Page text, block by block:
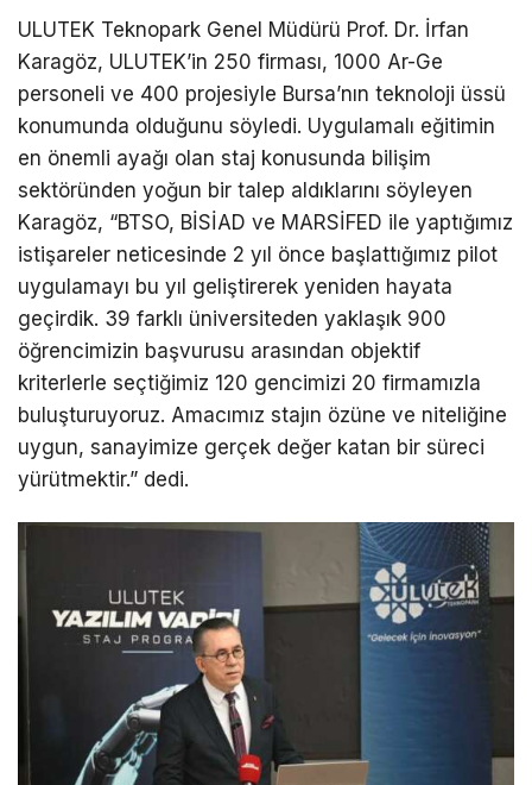
ULUTEK Teknopark Genel Müdürü Prof. Dr. İrfan
Karagöz, ULUTEK’in 250 firması, 1000 Ar-Ge
personeli ve 400 projesiyle Bursa’nın teknoloji üssü
konumunda olduğunu söyledi. Uygulamalı eğitimin
en önemli ayağı olan staj konusunda bilişim
sektöründen yoğun bir talep aldıklarını söyleyen
Karagöz, “BTSO, BİSİAD ve MARSİFED ile yaptığımız
istişareler neticesinde 2 yıl önce başlattığımız pilot
uygulamayı bu yıl geliştirerek yeniden hayata
geçirdik. 39 farklı üniversiteden yaklaşık 900
öğrencimizin başvurusu arasından objektif
kriterlerle seçtiğimiz 120 gencimizi 20 firmamızla
buluşturuyoruz. Amacımız stajın özüne ve niteliğine
uygun, sanayimize gerçek değer katan bir süreci
yürütmektir.” dedi.